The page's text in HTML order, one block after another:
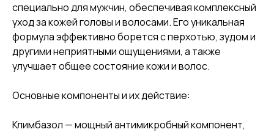
специально для мужчин, обеспечивая комплексный
уход за кожей головы и волосами. Его уникальная
формула эффективно борется с перхотью, зудом и
другими неприятными ощущениями, а также
улучшает общее состояние кожи и волос.
Основные компоненты и их действие:
Климбазол — мощный антимикробный компонент,